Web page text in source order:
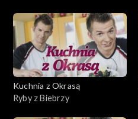
Kuchnia z Okrasą
Ryby z Biebrzy